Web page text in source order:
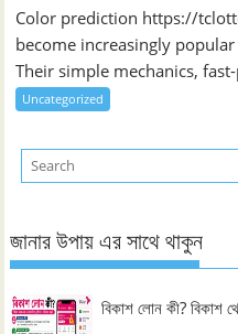
Color prediction https://
become increasingly
Their simple mechanics,
Uncategorized
জানার উপায় এর সাথে থাকুন
বিকাশ লোন কী? বিকাশ